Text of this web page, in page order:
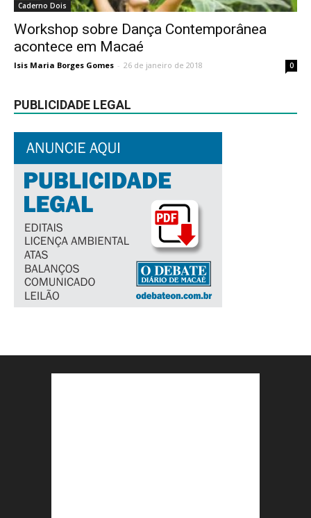
Caderno Dois
Workshop sobre Dança Contemporânea
acontece em Macaé
Isis Maria Borges Gomes - 26 de janeiro de 2018 0
PUBLICIDADE LEGAL